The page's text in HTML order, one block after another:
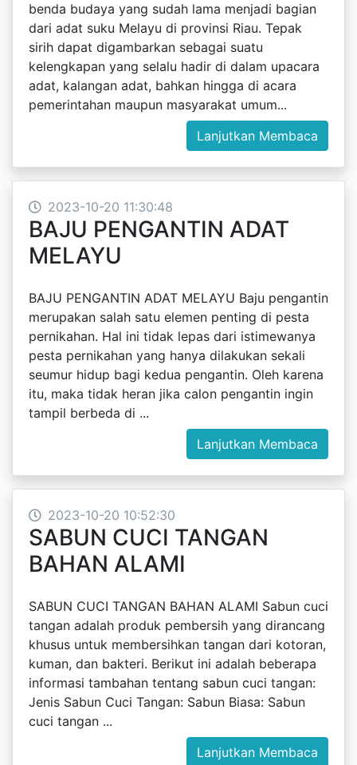
benda budaya yang sudah lama menjadi bagian
dari adat suku Melayu di provinsi Riau. Tepak
sirih dapat digambarkan sebagai suatu
kelengkapan yang selalu hadir di dalam upacara
adat, kalangan adat, bahkan hingga di acara
pemerintahan maupun masyarakat umum...
Lanjutkan Membaca
2023-10-20 11:30:48
BAJU PENGANTIN ADAT
MELAYU
BAJU PENGANTIN ADAT MELAYU Baju pengantin
merupakan salah satu elemen penting di pesta
pernikahan. Hal ini tidak lepas dari istimewanya
pesta pernikahan yang hanya dilakukan sekali
seumur hidup bagi kedua pengantin. Oleh karena
itu, maka tidak heran jika calon pengantin ingin
tampil berbeda di ...
Lanjutkan Membaca
2023-10-20 10:52:30
SABUN CUCI TANGAN
BAHAN ALAMI
SABUN CUCI TANGAN BAHAN ALAMI Sabun cuci
tangan adalah produk pembersih yang dirancang
khusus untuk membersihkan tangan dari kotoran,
kuman, dan bakteri. Berikut ini adalah beberapa
informasi tambahan tentang sabun cuci tangan:
Jenis Sabun Cuci Tangan: Sabun Biasa: Sabun
cuci tangan ...
Lanjutkan Membaca